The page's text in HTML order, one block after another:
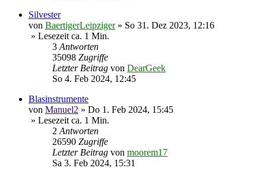
Silvester
von BaertigerLeipziger» So 31. Dez 2023, 12:16
» Lesezeit ca. 1 Min.
3 Antworten
35098 Zugriffe
Letzter Beitrag von DearGeek
So 4. Feb 2024, 12:45
Blasinstrumente
von Manuel2 » Do 1. Feb 2024, 15:45
» Lesezeit ca. 1 Min.
2 Antworten
26590 Zugriffe
Letzter Beitrag von moorem17
Sa 3. Feb 2024, 15:31